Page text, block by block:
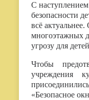
С
безопасности
всё
многоэтажных
угрозу для
Чтобы
учреждения
«Безопасное